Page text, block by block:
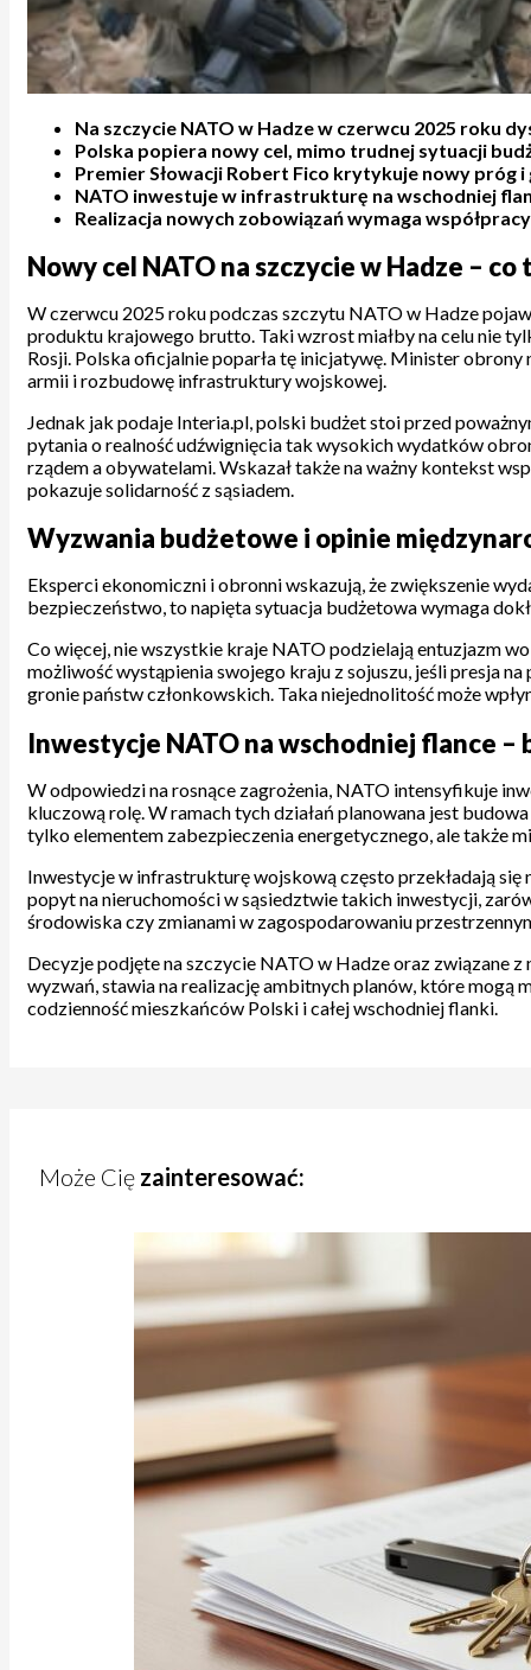
Na szczycie NATO w Hadze w czerwcu 2025 roku
Polska popiera nowy cel, mimo trudnej sytuacji
Premier Słowacji Robert Fico krytykuje nowy próg
NATO inwestuje w infrastrukturę na wschodniej
Realizacja nowych zobowiązań wymaga
Nowy cel NATO na szczycie w Hadze – co
W czerwcu 2025 roku podczas szczytu NATO w Hadze
produktu krajowego brutto. Taki wzrost miałby na celu nie
Rosji. Polska oficjalnie poparła tę inicjatywę. Minister obrony
armii i rozbudowę infrastruktury wojskowej.
Jednak jak podaje Interia.pl, polski budżet stoi przed
pytania o realność udźwignięcia tak wysokich wydatków
rządem a obywatelami. Wskazał także na ważny kontekst
pokazuje solidarność z sąsiadem.
Wyzwania budżetowe i opinie
Eksperci ekonomiczni i obronni wskazują, że zwiększenie
bezpieczeństwo, to napięta sytuacja budżetowa wymaga
Co więcej, nie wszystkie kraje NATO podzielają entuzjazm
możliwość wystąpienia swojego kraju z sojuszu, jeśli presja
gronie państw członkowskich. Taka niejednolitość może
Inwestycje NATO na wschodniej flance
W odpowiedzi na rosnące zagrożenia, NATO intensyfikuje
kluczową rolę. W ramach tych działań planowana jest
tylko elementem zabezpieczenia energetycznego, ale także
Inwestycje w infrastrukturę wojskową często przekładają
popyt na nieruchomości w sąsiedztwie takich inwestycji,
środowiska czy zmianami w zagospodarowaniu
Decyzje podjęte na szczycie NATO w Hadze oraz związane
wyzwań, stawia na realizację ambitnych planów, które mogą
codzienność mieszkańców Polski i całej wschodniej flanki.
Może Cię zainteresować: